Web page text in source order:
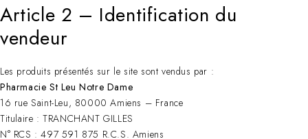
Article 2 – Identification du
vendeur
Les produits présentés sur le site sont vendus par :
Pharmacie St Leu Notre Dame
16 rue Saint-Leu, 80000 Amiens – France
Titulaire : TRANCHANT GILLES
N° RCS : 497 591 875 R.C.S. Amiens